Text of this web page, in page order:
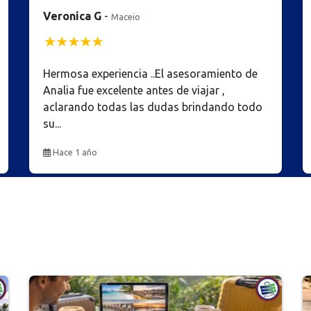
Micaela Cordoba-
Excelente asesoramiento. Fuimos con una
amiga a buzios desde el vuelo, el transfer y
la posada todo 10/10 hermoso viaje y
experiencia para el...
Hace 1 año